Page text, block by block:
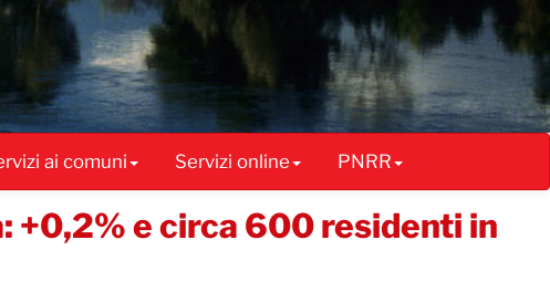
ai comuni Servizi online PNRR
+0,2% e circa 600 residenti in